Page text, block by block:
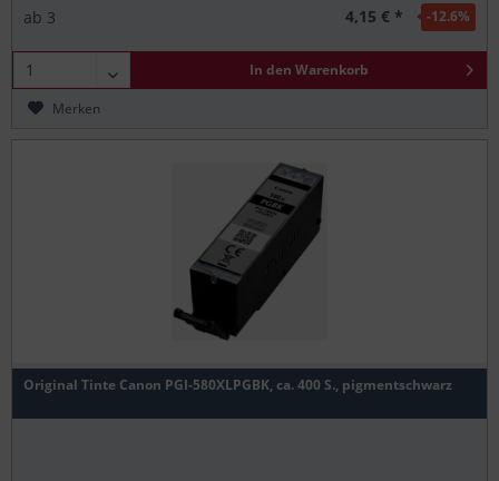
ab 3 4,15 € * -12.6%
In den Warenkorb
Merken
Original Tinte Canon PGI-580XLPGBK, ca. 400 S., pigmentschwarz